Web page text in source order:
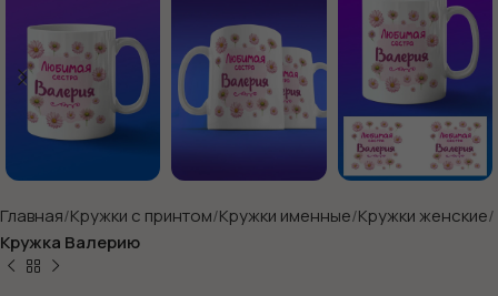
Главная Кружки с принтом Кружки именные Кружки женские
Кружка Валерию